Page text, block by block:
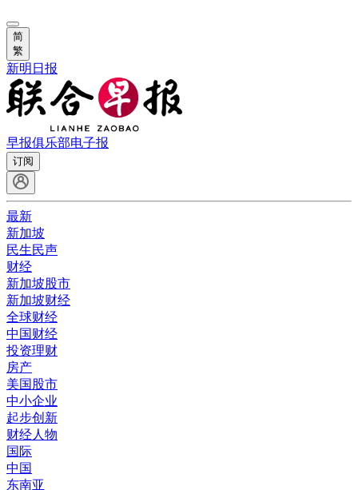
简
繁
新明日报
早报俱乐部电子报
订阅
最新
新加坡
民生民声
财经
新加坡股市
新加坡财经
全球财经
中国财经
投资理财
房产
美国股市
中小企业
起步创新
财经人物
国际
中国
东南亚